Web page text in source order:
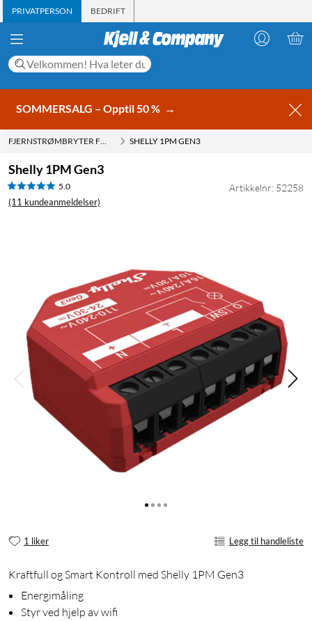
PRIVATPERSON BEDRIFT
SOMMERSALG – Opptil 50 % →
FJERNSTRØMBRYTER FOR INNEBYGDSHELLY 1PM GEN3
Shelly 1PM Gen3
5.0
(11 kundeanmeldelser)
Artikkelnr: 52258
1 liker Legg til handleliste
Kraftfull og Smart Kontroll med Shelly 1PM Gen3
Energimåling
Styr ved hjelp av wifi